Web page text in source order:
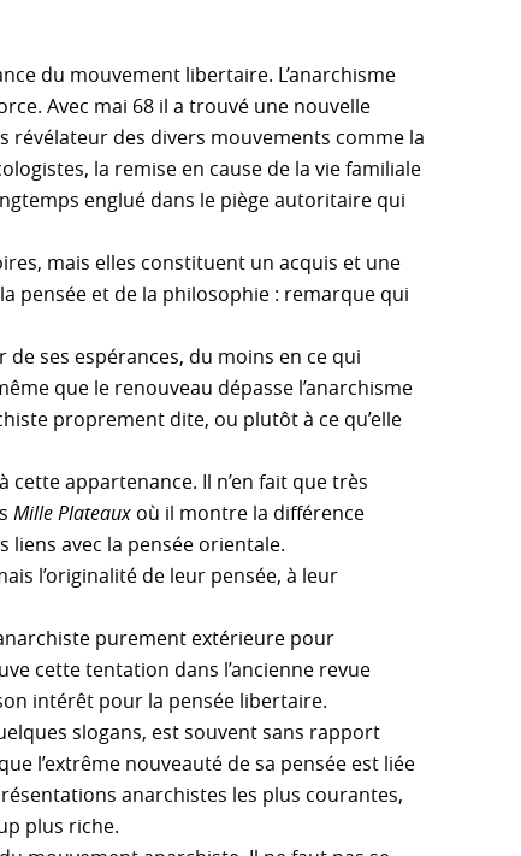
du mouvement libertaire. L’anarchisme
Avec mai 68 il a trouvé une nouvelle
révélateur des divers mouvements comme la
la remise en cause de la vie familiale
englué dans le piège autoritaire qui
mais elles constituent un acquis et une
pensée et de la philosophie : remarque qui
ses espérances, du moins en ce qui
que le renouveau dépasse l’anarchisme
proprement dite, ou plutôt à ce qu’elle
cette appartenance. Il n’en fait que très
Mille Plateauxoù il montre la différence
avec la pensée orientale.
l’originalité de leur pensée, à leur
purement extérieure pour
cette tentation dans l’ancienne revue
intérêt pour la pensée libertaire.
slogans, est souvent sans rapport
l’extrême nouveauté de sa pensée est liée
anarchistes les plus courantes,
plus riche.